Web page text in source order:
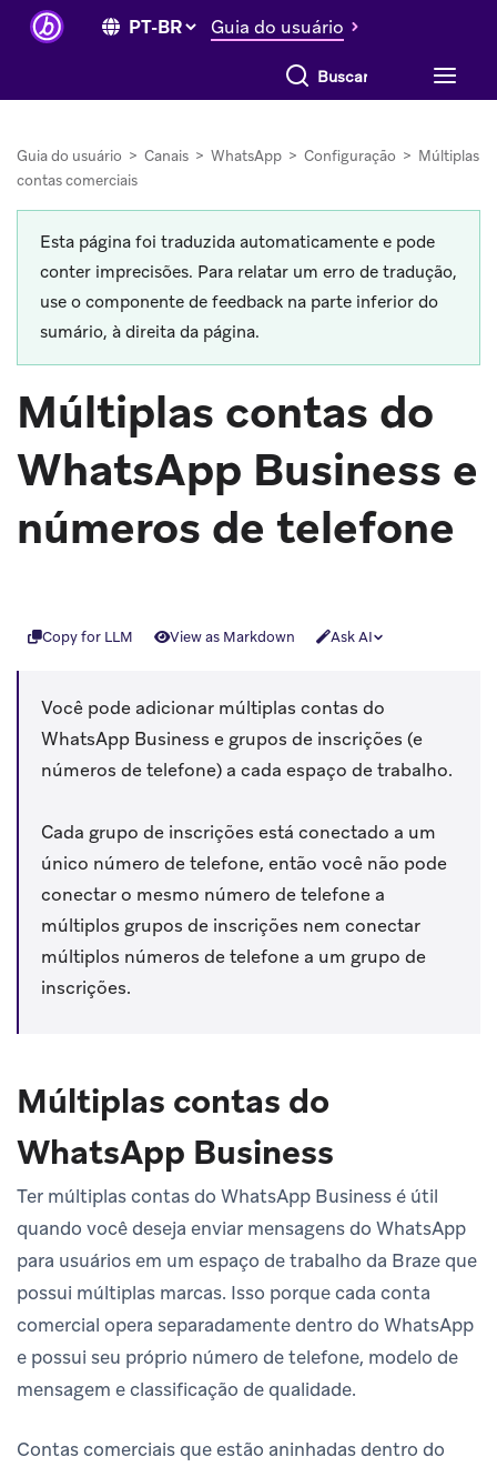
Guia do usuário
Buscar tudo
Guia do usuário > Canais > WhatsApp > Configuração > Múltiplas
contas comerciais
Esta página foi traduzida automaticamente e pode
conter imprecisões. Para relatar um erro de tradução,
use o componente de feedback na parte inferior do
sumário, à direita da página.
Múltiplas contas do
WhatsApp Business e
números de telefone
Copy for LLM View as Markdown Ask AI
Você pode adicionar múltiplas contas do
WhatsApp Business e grupos de inscrições (e
números de telefone) a cada espaço de trabalho.
Cada grupo de inscrições está conectado a um
único número de telefone, então você não pode
conectar o mesmo número de telefone a
múltiplos grupos de inscrições nem conectar
múltiplos números de telefone a um grupo de
inscrições.
Múltiplas contas do
WhatsApp Business
Ter múltiplas contas do WhatsApp Business é útil
quando você deseja enviar mensagens do WhatsApp
para usuários em um espaço de trabalho da Braze que
possui múltiplas marcas. Isso porque cada conta
comercial opera separadamente dentro do WhatsApp
e possui seu próprio número de telefone, modelo de
mensagem e classificação de qualidade.
Contas comerciais que estão aninhadas dentro do